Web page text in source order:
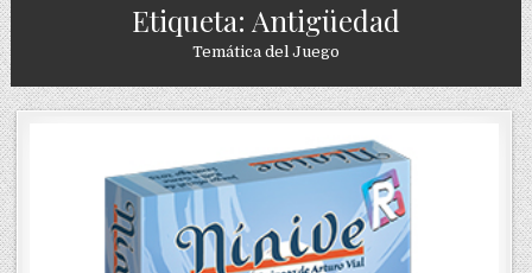
Etiqueta: Antigüedad
Temática del Juego